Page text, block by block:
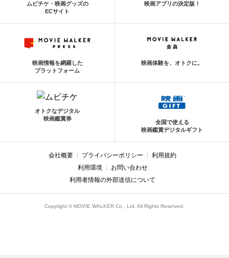
ムビチケ・映画グッズの
ECサイト
映画アプリの決定版！
映画情報を網羅した
プラットフォーム
映画体験を、オトクに。
オトクなデジタル
映画鑑賞券
全国で使える
映画鑑賞デジタルギフト
会社概要 プライバシーポリシー
利用規約
利用環境
お問い合わせ
利用者情報の外部送信について
Copyright © MOVIE WALKER Co., Ltd. All Rights Reserved.